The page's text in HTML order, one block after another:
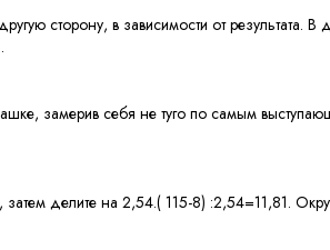
сторону, в зависимости от результата.
замерив себя не туго по самым
делите на 2,54.( 115-8) :2,54=11,81.